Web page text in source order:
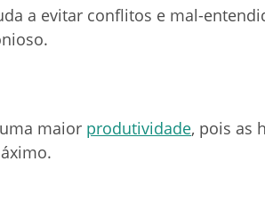
a evitar conflitos e mal-
maior produtividade, pois as